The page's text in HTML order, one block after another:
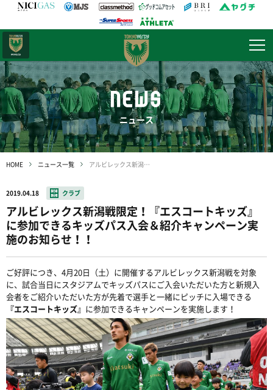
NEWS
ニュース
HOME ニュース一覧 アルビレックス新潟戦限定！『エスコートキッズ』に参加できるキッズパス入会＆紹介キャンペーン実施のお知らせ！！
2019.04.18 クラブ
アルビレックス新潟戦限定！『エスコートキッズ』
に参加できるキッズパス入会＆紹介キャンペーン実
施のお知らせ！！
ご好評につき、4月20日（土）に開催するアルビレックス新潟戦を対象
に、試合当日にスタジアムでキッズパスにご入会いただいた方と新規入
会者をご紹介いただいた方が先着で選手と一緒にピッチに入場できる
『エスコートキッズ』 に参加できるキャンペーンを実施します！